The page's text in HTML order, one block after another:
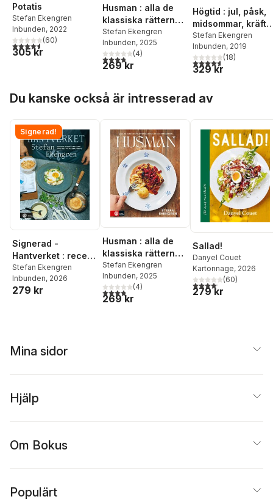
Potatis
Stefan Ekengren
Inbunden, 2022
4,6utav 5 stjärnor. Totalt antal röster:
(60)
305 kr
Husman : alla de
klassiska rätterna
(och några
bortglömda)
Stefan Ekengren
Inbunden, 2025
3,8utav 5 stjärnor. Totalt antal röster:
(4)
269 kr
Högtid : jul, påsk,
midsommar,
& surströmming :
alla de klassiska
rätterna (och
nya)
Stefan Ekengren
Inbunden, 2019
4,6utav 5 stjärnor.
(18)
329 kr
Du kanske också är intresserad av
Signerad!
Signerad -
Hantverket : recept
& berättelser om
livet på restaurang
Stefan Ekengren
Inbunden, 2026
279 kr
Husman : alla de
klassiska rätterna
(och några
bortglömda)
Stefan Ekengren
Inbunden, 2025
3,8utav 5 stjärnor. Totalt antal röster:
(4)
269 kr
Sallad!
Danyel Couet
Kartonnage, 2026
4,1utav 5 stjärnor.
(60)
279 kr
Mina sidor
Hjälp
Om Bokus
Populärt